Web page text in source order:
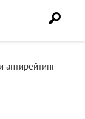
антирейтинг